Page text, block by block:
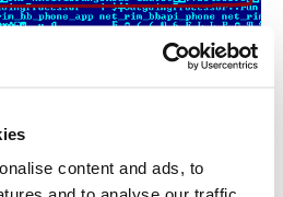
content and ads, to
Android ZitMo es diferente a la
para otras plataformas
para Android se ha vuelto más